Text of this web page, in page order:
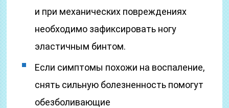
и при механических повреждениях
необходимо зафиксировать ногу
эластичным бинтом.
Если симптомы похожи на воспаление,
снять сильную болезненность помогут
обезболивающие